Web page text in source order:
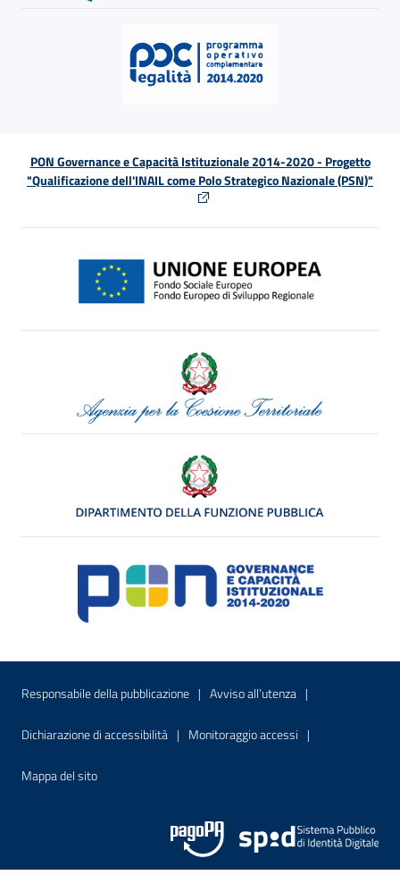
PON Governance e Capacità Istituzionale 2014-2020 - Progetto
"Qualificazione dell'INAIL come Polo Strategico Nazionale (PSN)"
Menu di servizio
Responsabile della pubblicazione Sito interno - Apre in una nuova
Avviso all’utenza Sito interno -
Dichiarazione di accessibilità Sito interno - Apre in una nuova finestra
Monitoraggio accessi Sito interno -
Mappa del sitoSito interno - Apre nella stessa finestra